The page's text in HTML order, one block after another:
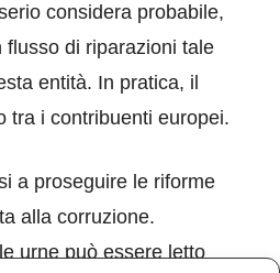
considera probabile,
flusso di riparazioni tale
entità. In pratica, il
tra i contribuenti europei.
a proseguire le riforme
alla corruzione.
urne può essere letto